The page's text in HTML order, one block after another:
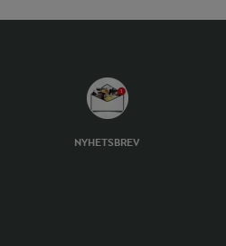
NYHETSBREV